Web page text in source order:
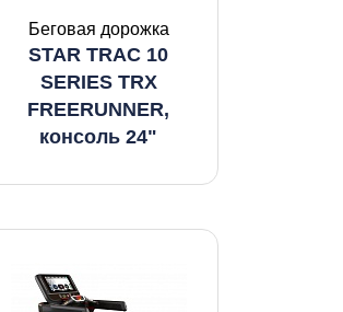
Беговая дорожка
STAR TRAC 10
SERIES TRX
FREERUNNER,
консоль 24"